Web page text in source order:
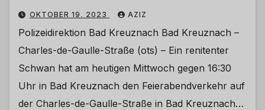
OKTOBER 19, 2023 AZIZ
Polizeidirektion Bad Kreuznach Bad Kreuznach –
Charles-de-Gaulle-Straße (ots) – Ein renitenter
Schwan hat am heutigen Mittwoch gegen 16:30
Uhr in Bad Kreuznach den Feierabendverkehr auf
der Charles-de-Gaulle-Straße in Bad Kreuznach…